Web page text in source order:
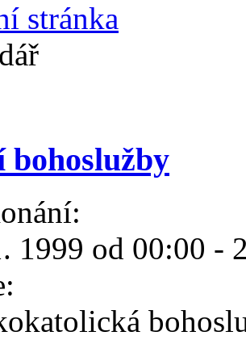
stránka
bohoslužby
1999 od 00:00 -